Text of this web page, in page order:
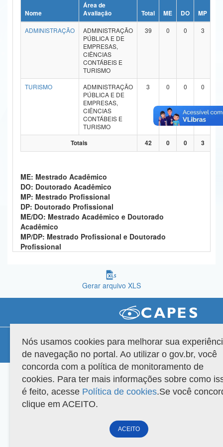
Ministério da Ciência, Tecnologia, Inovações e Comunicações
Ministério do Meio Ambiente
Ministério do Desenvolvimento Regional
Ministério da Mulher, da Família e dos Direitos Humanos
Secretaria de Governo
Advocacia-Geral da União
Banco Central do Brasil
Planalto
Nome
Área de
Avaliação
Total ME DO MP
ADMINISTRAÇÃO
ADMINISTRAÇÃO
PÚBLICA E DE
EMPRESAS,
CIÊNCIAS
CONTÁBEIS E
TURISMO
39 0 0 3
TURISMO
ADMINISTRAÇÃO
PÚBLICA E DE
EMPRESAS,
CIÊNCIAS
CONTÁBEIS E
TURISMO
3 0 0 0
Totais 42 0 0 3
ME: Mestrado Acadêmico
DO: Doutorado Acadêmico
MP: Mestrado Profissional
DP: Doutorado Profissional
ME/DO: Mestrado Acadêmico e Doutorado
Acadêmico
MP/DP: Mestrado Profissional e Doutorado
Profissional
Gerar arquivo XLS
Versão do sistema: 3.88.9 Copyright 2022 Capes. Todos os direitos reservados.
Nós usamos cookies para melhorar sua
de navegação no portal. Ao utilizar o gov.br, você
concorda com a política de monitoramento de
cookies. Para ter mais informações sobre como
é feito, acesse Política de cookies.Se você
clique em ACEITO.
ACEITO